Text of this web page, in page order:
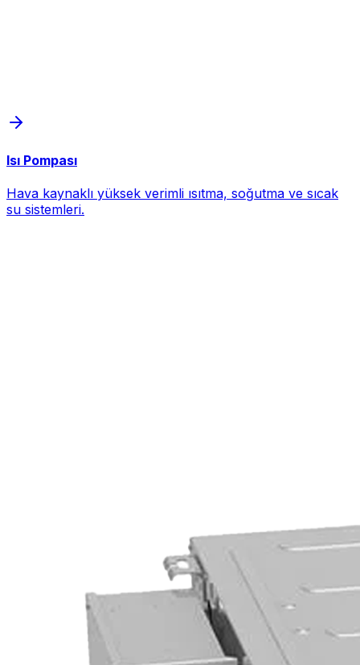
Isı Pompası
Hava kaynaklı yüksek verimli ısıtma, soğutma ve sıcak
su sistemleri.